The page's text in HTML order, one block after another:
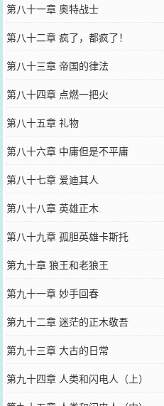
第八十一章 奥特战士
第八十二章 疯了，都疯了！
第八十三章 帝国的律法
第八十四章 点燃一把火
第八十五章 礼物
第八十六章 中庸但是不平庸
第八十七章 爱迪其人
第八十八章 英雄正木
第八十九章 孤胆英雄卡斯托
第九十章 狼王和老狼王
第九十一章 妙手回春
第九十二章 迷茫的正木敬吾
第九十三章 大古的日常
第九十四章 人类和闪电人（上）